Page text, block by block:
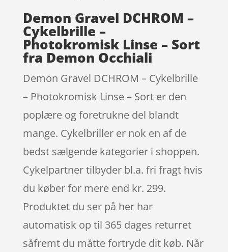
Demon Gravel DCHROM –
Cykelbrille –
Photokromisk Linse – Sort
fra Demon Occhiali
Demon Gravel DCHROM – Cykelbrille
– Photokromisk Linse – Sort er den
poplære og foretrukne del blandt
mange. Cykelbriller er nok en af de
bedst sælgende kategorier i shoppen.
Cykelpartner tilbyder bl.a. fri fragt hvis
du køber for mere end kr. 299.
Produktet du ser på her har
automatisk op til 365 dages returret
såfremt du måtte fortryde dit køb. Når